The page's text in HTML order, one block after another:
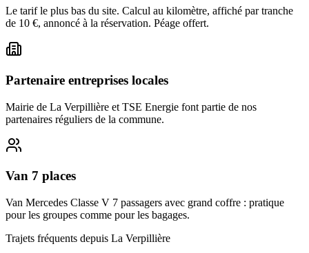
Le tarif le plus bas du site. Calcul au kilomètre, affiché par tranche
de 10 €, annoncé à la réservation. Péage offert.
Partenaire entreprises locales
Mairie de La Verpillière et TSE Energie font partie de nos
partenaires réguliers de la commune.
Van 7 places
Van Mercedes Classe V 7 passagers avec grand coffre : pratique
pour les groupes comme pour les bagages.
Trajets fréquents depuis La Verpillière